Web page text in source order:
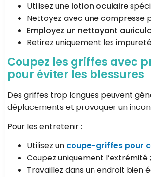
Utilisez une lotion oculaire
Nettoyez avec une compresse
Employez un nettoyant
Retirez uniquement les
Coupez les griffes avec
pour éviter les blessures
Des griffes trop longues peuvent
déplacements et provoquer un
Pour les entretenir :
Utilisez un coupe-griffes pour
Coupez uniquement l’extrémité ;
Travaillez dans un endroit bien